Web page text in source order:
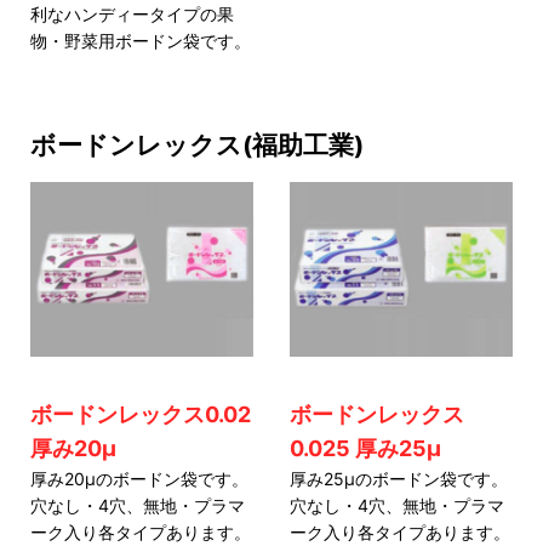
利なハンディータイプの果
物・野菜用ボードン袋です。
ボードンレックス(福助工業)
ボードンレックス0.02
厚み20μ
厚み20μのボードン袋です。
穴なし・4穴、無地・プラマ
ーク入り各タイプあります。
ボードンレックス
0.025 厚み25μ
厚み25μのボードン袋です。
穴なし・4穴、無地・プラマ
ーク入り各タイプあります。